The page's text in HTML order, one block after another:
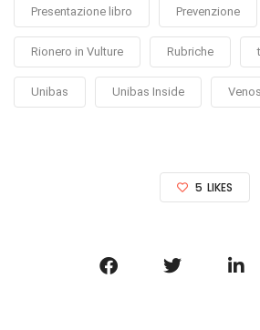
Presentazione libro Prevenzione
Rionero in Vulture Rubriche
Unibas Unibas Inside
5 LIKES